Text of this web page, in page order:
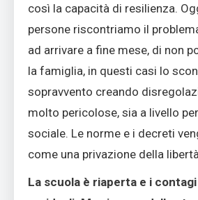
così la capacità di resilienza.
persone riscontriamo il
ad arrivare a fine mese, di non
la famiglia, in questi casi lo
sopravvento creando
molto pericolose, sia a livello
sociale. Le norme e i decreti
come una privazione della
La scuola è riaperta e i